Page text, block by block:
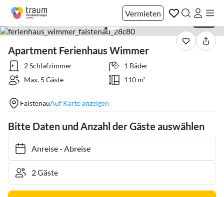
Vermieten
Apartment Ferienhaus Wimmer
2 Schlafzimmer
1 Bäder
Max. 5 Gäste
110 m²
FaistenauAuf Karte anzeigen
Bitte Daten und Anzahl der Gäste auswählen
Anreise- Abreise